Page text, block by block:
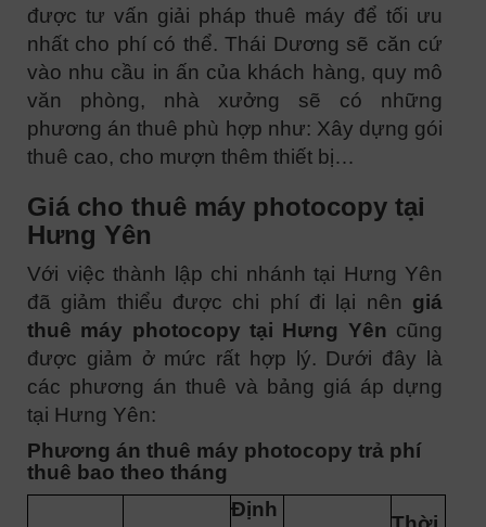
được tư vấn giải pháp thuê máy để tối ưu
nhất cho phí có thể. Thái Dương sẽ căn cứ
vào nhu cầu in ấn của khách hàng, quy mô
văn phòng, nhà xưởng sẽ có những
phương án thuê phù hợp như: Xây dựng gói
thuê cao, cho mượn thêm thiết bị…
Giá cho thuê máy photocopy tại
Hưng Yên
Với việc thành lập chi nhánh tại Hưng Yên
đã giảm thiểu được chi phí đi lại nên giá
thuê máy photocopy tại Hưng Yên cũng
được giảm ở mức rất hợp lý. Dưới đây là
các phương án thuê và bảng giá áp dựng
tại Hưng Yên:
Phương án thuê máy photocopy trả phí
thuê bao theo tháng
Định